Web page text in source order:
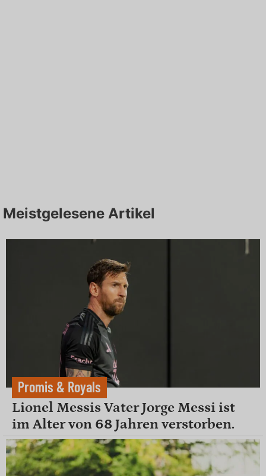
Meistgelesene Artikel
Promis & Royals
Lionel Messis Vater Jorge Messi ist
im Alter von 68 Jahren verstorben.